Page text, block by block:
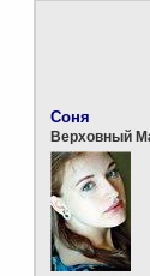
Соня
Верховный